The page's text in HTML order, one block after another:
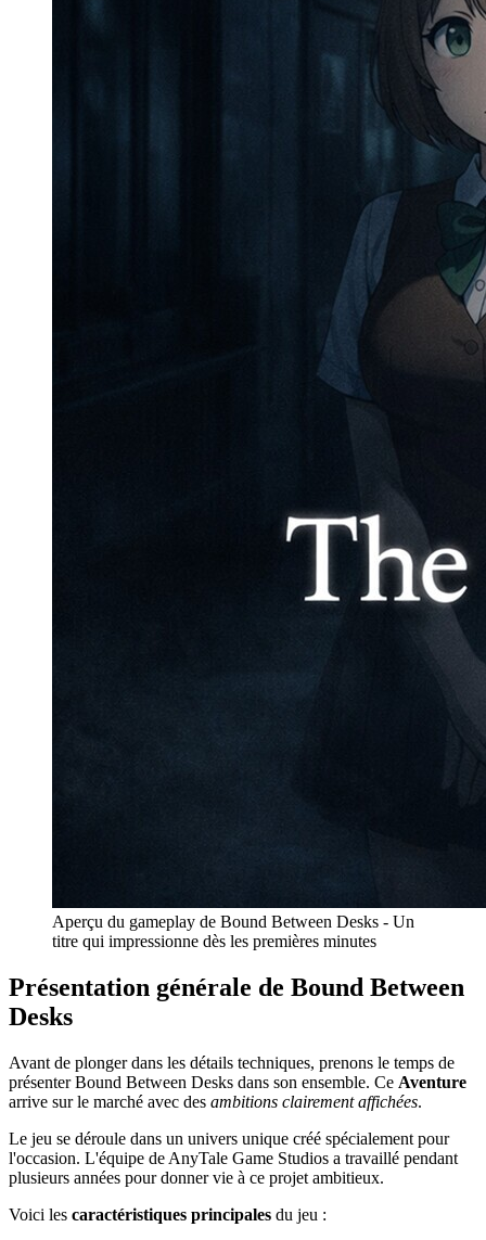
Aperçu du gameplay de Bound Between Desks - Un
titre qui impressionne dès les premières minutes
Présentation générale de Bound Between
Desks
Avant de plonger dans les détails techniques, prenons le temps de
présenter Bound Between Desks dans son ensemble. Ce Aventure
arrive sur le marché avec des ambitions clairement affichées.
Le jeu se déroule dans un univers unique créé spécialement pour
l'occasion. L'équipe de AnyTale Game Studios a travaillé pendant
plusieurs années pour donner vie à ce projet ambitieux.
Voici les caractéristiques principales du jeu :